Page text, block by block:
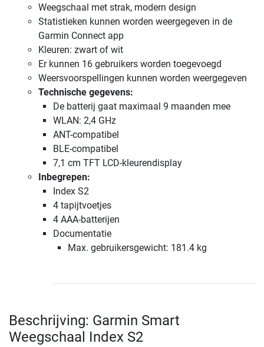
Weegschaal met strak, modern design
Statistieken kunnen worden weergegeven in de
Garmin Connect app
Kleuren: zwart of wit
Er kunnen 16 gebruikers worden toegevoegd
Weersvoorspellingen kunnen worden weergegeven
Technische gegevens:
De batterij gaat maximaal 9 maanden mee
WLAN: 2,4 GHz
ANT-compatibel
BLE-compatibel
7,1 cm TFT LCD-kleurendisplay
Inbegrepen:
Index S2
4 tapijtvoetjes
4 AAA-batterijen
Documentatie
Max. gebruikersgewicht: 181.4 kg
Beschrijving: Garmin Smart
Weegschaal Index S2